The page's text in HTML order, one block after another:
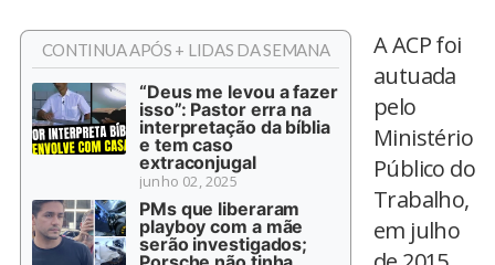
CONTINUA APÓS + LIDAS DA SEMANA
“Deus me levou a fazer
isso”: Pastor erra na
interpretação da bíblia
e tem caso
extraconjugal
junho 02, 2025
PMs que liberaram
playboy com a mãe
serão investigados;
A ACP foi
autuada
pelo
Ministério
Público do
Trabalho,
em julho